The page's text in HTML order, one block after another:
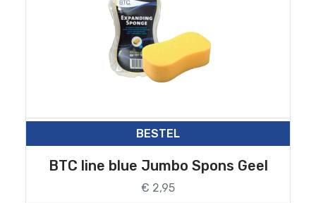
BESTEL
BTC line blue Jumbo Spons Geel
€ 2,95